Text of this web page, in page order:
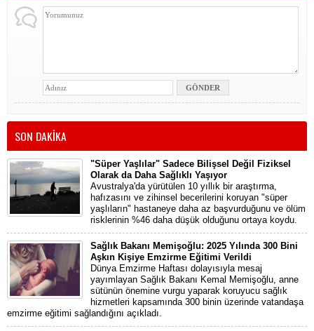
SON DAKİKA
"Süper Yaşlılar" Sadece Bilişsel Değil Fiziksel
Olarak da Daha Sağlıklı Yaşıyor
Avustralya'da yürütülen 10 yıllık bir araştırma,
hafızasını ve zihinsel becerilerini koruyan "süper
yaşlıların" hastaneye daha az başvurduğunu ve ölüm
risklerinin %46 daha düşük olduğunu ortaya koydu.
Sağlık Bakanı Memişoğlu: 2025 Yılında 300 Bini
Aşkın Kişiye Emzirme Eğitimi Verildi
Dünya Emzirme Haftası dolayısıyla mesaj
yayımlayan Sağlık Bakanı Kemal Memişoğlu, anne
sütünün önemine vurgu yaparak koruyucu sağlık
hizmetleri kapsamında 300 binin üzerinde vatandaşa
emzirme eğitimi sağlandığını açıkladı.